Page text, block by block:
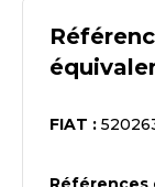
FIAT :